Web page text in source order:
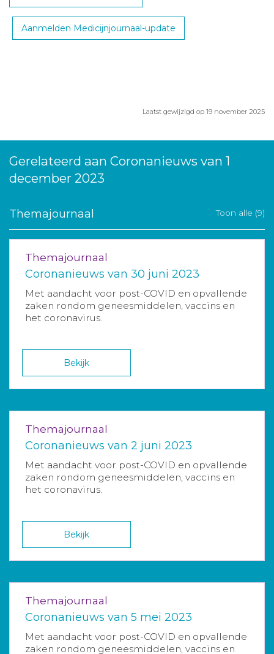
Aanmelden Medicijnjournaal-update
Laatst gewijzigd op 19 november 2025
Gerelateerd aan Coronanieuws van 1
december 2023
Themajournaal Toon alle (9)
Themajournaal
Coronanieuws van 30 juni 2023
Met aandacht voor post-COVID en opvallende
zaken rondom geneesmiddelen, vaccins en
het coronavirus.
Bekijk
Themajournaal
Coronanieuws van 2 juni 2023
Met aandacht voor post-COVID en opvallende
zaken rondom geneesmiddelen, vaccins en
het coronavirus.
Bekijk
Themajournaal
Coronanieuws van 5 mei 2023
Met aandacht voor post-COVID en opvallende
zaken rondom geneesmiddelen, vaccins en